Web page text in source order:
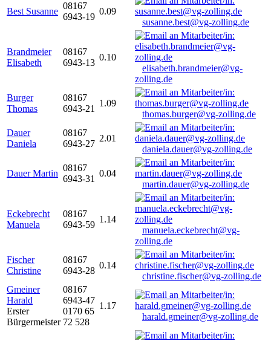
Best Susanne
08167
6943-19
0.09
susanne.best@vg-zolling.de
Brandmeier
Elisabeth
08167
6943-13
0.10
elisabeth.brandmeier@vg-
zolling.de
Burger
Thomas
08167
6943-21
1.09
thomas.burger@vg-zolling.de
Dauer
Daniela
08167
6943-27
2.01
daniela.dauer@vg-zolling.de
Dauer Martin
08167
6943-31
0.04
martin.dauer@vg-zolling.de
Eckebrecht
Manuela
08167
6943-59
1.14
manuela.eckebrecht@vg-
zolling.de
Fischer
Christine
08167
6943-28
0.14
christine.fischer@vg-zolling.de
Gmeiner
Harald
Erster
Bürgermeister
08167
6943-47
0170 65
72 528
1.17
harald.gmeiner@vg-zolling.de